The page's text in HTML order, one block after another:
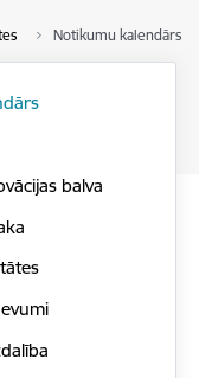
Notikumu kalendārs
balva